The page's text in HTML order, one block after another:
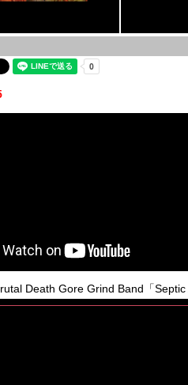
Death Gore Grind Band「